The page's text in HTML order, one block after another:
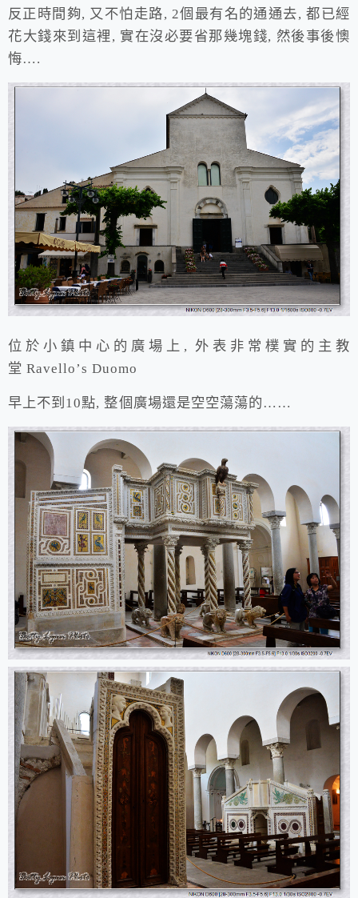
反正時間夠, 又不怕走路, 2個最有名的通通去, 都已經
花大錢來到這裡, 實在沒必要省那幾塊錢, 然後事後懊
悔….
位於小鎮中心的廣場上, 外表非常樸實的主教
堂 Ravello’s Duomo
早上不到10點, 整個廣場還是空空蕩蕩的……